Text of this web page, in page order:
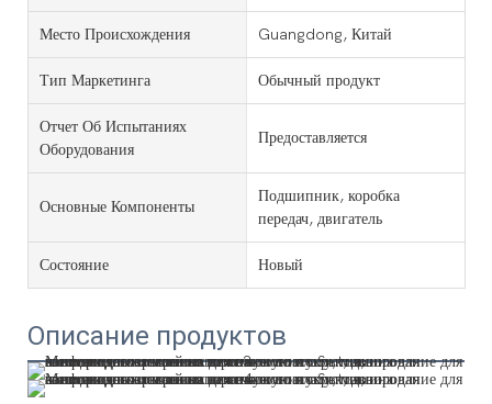
Место Происхождения Guangdong, Китай
Тип Маркетинга Обычный продукт
Отчет Об Испытаниях
Оборудования
Предоставляется
Основные Компоненты
Подшипник, коробка
передач, двигатель
Состояние Новый
Описание продуктов